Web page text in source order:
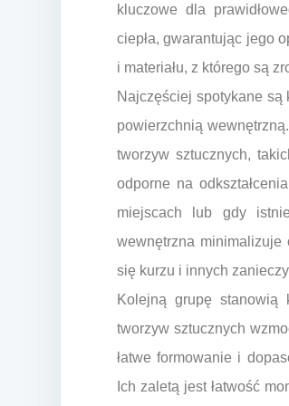
kluczowe dla
ciepła, gwarantując jego
i materiału, z którego są
Najczęściej spotykane są
powierzchnią
tworzyw sztucznych,
odporne na
miejscach lub gdy
wewnętrzna minimalizuje
się kurzu i innych
Kolejną grupę stanowią
tworzyw sztucznych
łatwe formowanie i
Ich zaletą jest łatwość